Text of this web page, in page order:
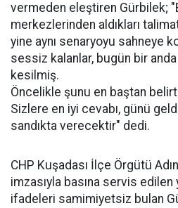
vermeden eleştiren Gürbilek;
merkezlerinden aldıkları
yine aynı senaryoyu sahneye
sessiz kalanlar, bugün bir
kesilmiş.
Öncelikle şunu en baştan
Sizlere en iyi cevabı, günü
sandıkta verecektir" dedi.
CHP Kuşadası İlçe Örgütü
imzasıyla basına servis edilen
ifadeleri samimiyetsiz bulan